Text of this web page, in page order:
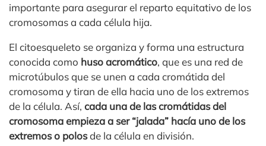
importante para asegurar el reparto equitativo de los
cromosomas a cada célula hija.
El citoesqueleto se organiza y forma una estructura
conocida como huso acromático, que es una red de
microtúbulos que se unen a cada cromátida del
cromosoma y tiran de ella hacia uno de los extremos
de la célula. Así, cada una de las cromátidas del
cromosoma empieza a ser “jalada” hacía uno de los
extremos o polosde la célula en división.